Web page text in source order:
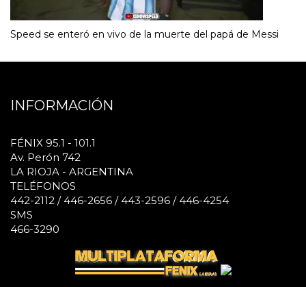
Speed se enteró en vivo de la muerte del papá de Messi
INFORMACIÓN
FÉNIX 95.1 - 101.1
Av. Perón 742
LA RIOJA - ARGENTINA
TELÉFONOS
442-2112 / 446-2656 / 443-2596 / 446-4254
SMS
466-3290